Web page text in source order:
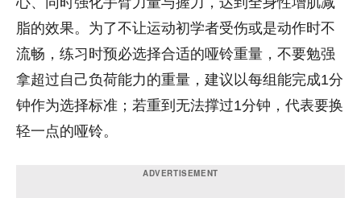
脂的效果。为了不让运动初学者受伤或是动作时不
流畅，练习时预必选择合适的哑铃重量，不要勉强
拿超过自己负荷能力的重量，建议以每组能完成1分
钟作为选择标准；若重到无法撑过1分钟，代表要换
轻一点的哑铃。